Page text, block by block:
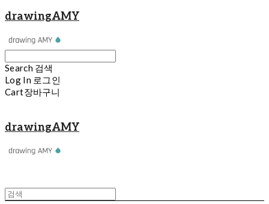
drawingAMY
Search 검색
Log In 로그인
Cart장바구니
drawingAMY